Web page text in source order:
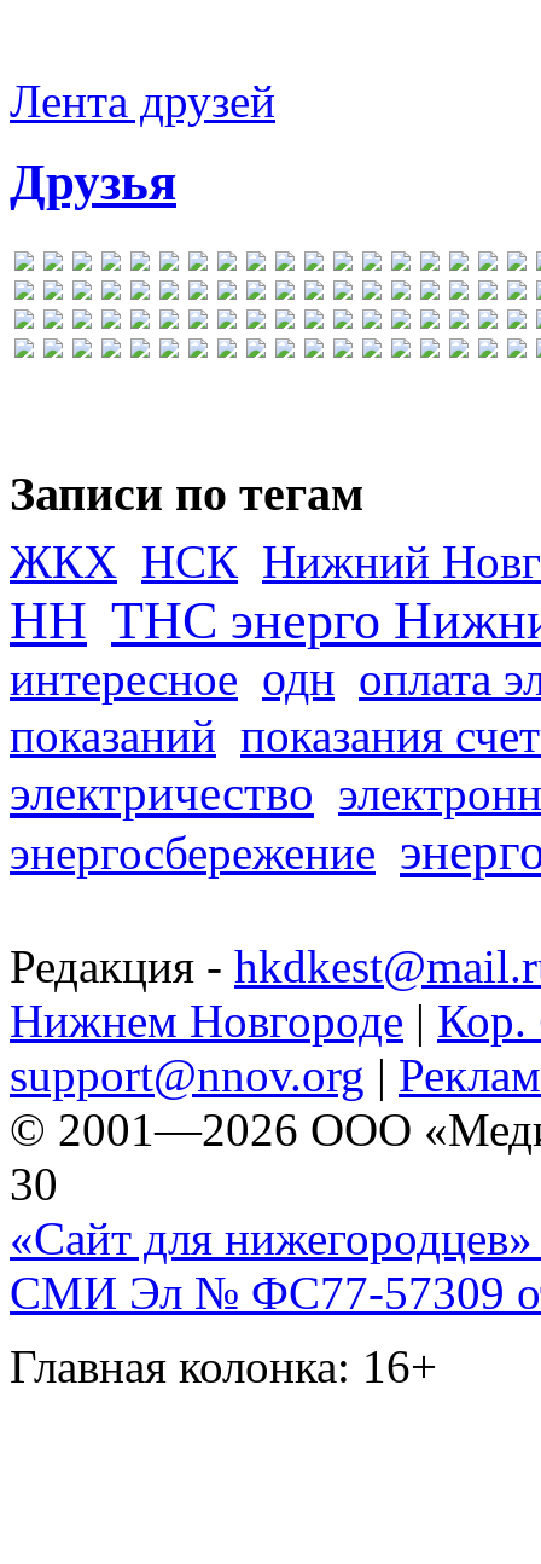
Лента друзей
Друзья
Записи по тегам
ЖКХ НСК Нижний
НН ТНС энерго
интересное одн оплата
показаний показания
электричество
энергосбережение
Редакция -
Нижнем Новгороде | Кор.
support@nnov.org |
© 2001—2026 ООО
30
«Сайт для нижегородцев»
СМИ Эл № ФС77-57309
Главная колонка: 16+